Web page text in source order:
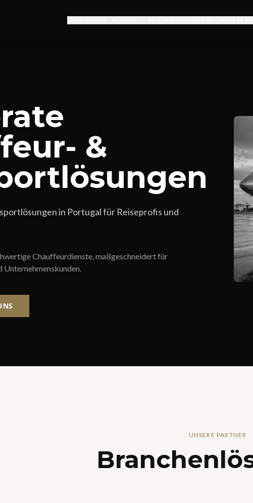
&
in Portugal für Reiseprofis und
Chauffeurdienste, maßgeschneidert für
UNSERE PARTNER